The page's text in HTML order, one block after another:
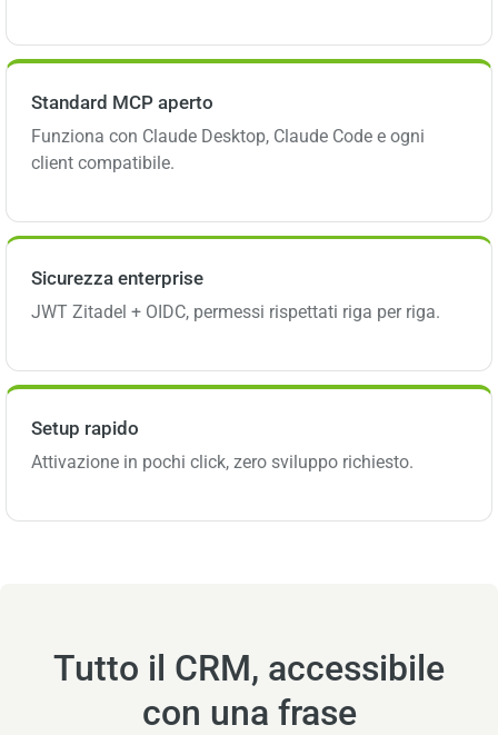
Standard MCP aperto
Funziona con Claude Desktop, Claude Code e ogni
client compatibile.
Sicurezza enterprise
JWT Zitadel + OIDC, permessi rispettati riga per riga.
Setup rapido
Attivazione in pochi click, zero sviluppo richiesto.
Tutto il CRM, accessibile
con una frase